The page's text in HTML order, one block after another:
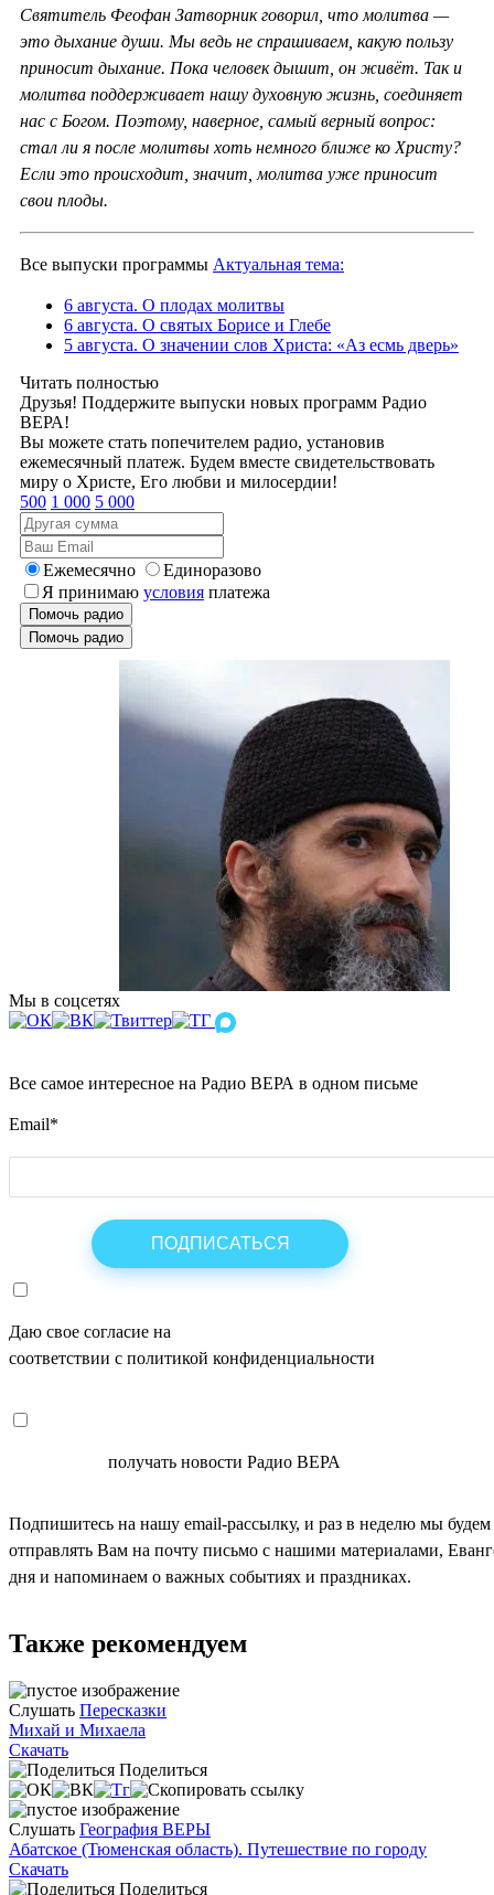
Святитель Феофан Затворник говорил, что молитва —
это дыхание души. Мы ведь не спрашиваем, какую пользу
приносит дыхание. Пока человек дышит, он живёт. Так и
молитва поддерживает нашу духовную жизнь, соединяет
нас с Богом. Поэтому, наверное, самый верный вопрос:
стал ли я после молитвы хоть немного ближе ко Христу?
Если это происходит, значит, молитва уже приносит
свои плоды.
Все выпуски программы Актуальная тема:
6 августа. О плодах молитвы
6 августа. О святых Борисе и Глебе
5 августа. О значении слов Христа: «Аз есмь дверь»
Читать полностью
Друзья! Поддержите выпуски новых программ Радио
ВЕРА!
Вы можете стать попечителем радио, установив
ежемесячный платеж. Будем вместе свидетельствовать
миру о Христе, Его любви и милосердии!
500 1 000 5 000
Ежемесячно
Единоразово
Я принимаю условия платежа
Помочь радио
Помочь радио
Мы в соцсетях
Все самое интересное на Радио ВЕРА в одном письме
Email*
Даю свое согласие на
соответствии с политикой конфиденциальности
получать новости Радио ВЕРА
Подпишитесь на нашу email-рассылку, и раз в неделю мы будем
отправлять Вам на почту письмо с нашими материалами,
дня и напоминаем о важных событиях и праздниках.
Также рекомендуем
Слушать Пересказки
Михай и Михаела
Скачать
Поделиться
Слушать География ВЕРЫ
Абатское (Тюменская область). Путешествие по городу
Скачать
Поделиться